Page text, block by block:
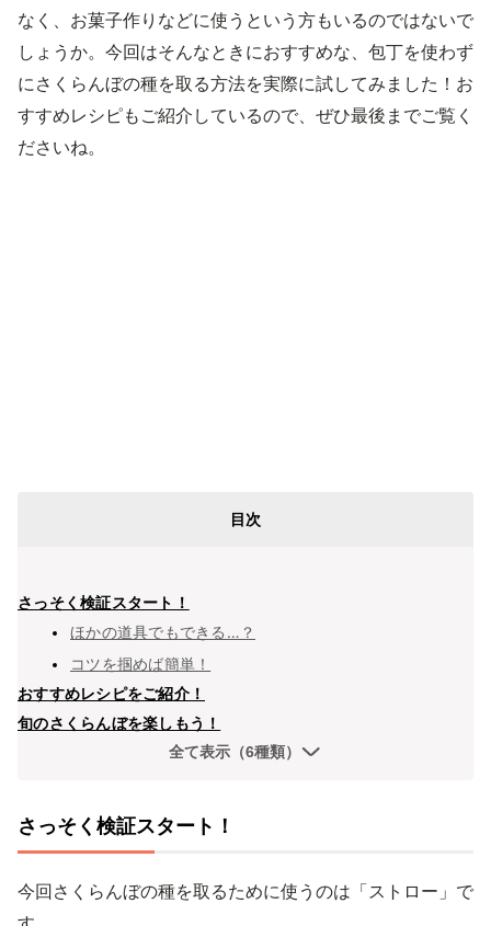
なく、お菓子作りなどに使うという方もいるのではないで
しょうか。今回はそんなときにおすすめな、包丁を使わず
にさくらんぼの種を取る方法を実際に試してみました！お
すすめレシピもご紹介しているので、ぜひ最後までご覧く
ださいね。
目次
さっそく検証スタート！
ほかの道具でもできる…？
コツを掴めば簡単！
おすすめレシピをご紹介！
旬のさくらんぼを楽しもう！
全て表示（6種類）
さっそく検証スタート！
今回さくらんぼの種を取るために使うのは「ストロー」で